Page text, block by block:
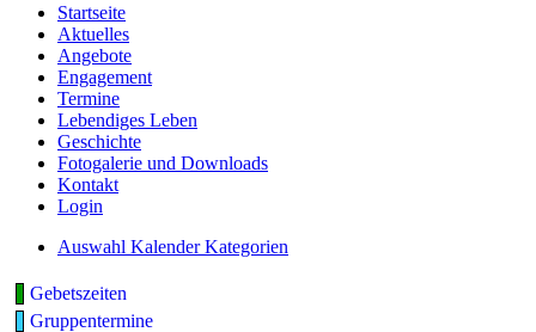
Startseite
Aktuelles
Angebote
Engagement
Termine
Lebendiges Leben
Geschichte
Fotogalerie und Downloads
Kontakt
Login
Auswahl Kalender Kategorien
Gebetszeiten
Gruppentermine